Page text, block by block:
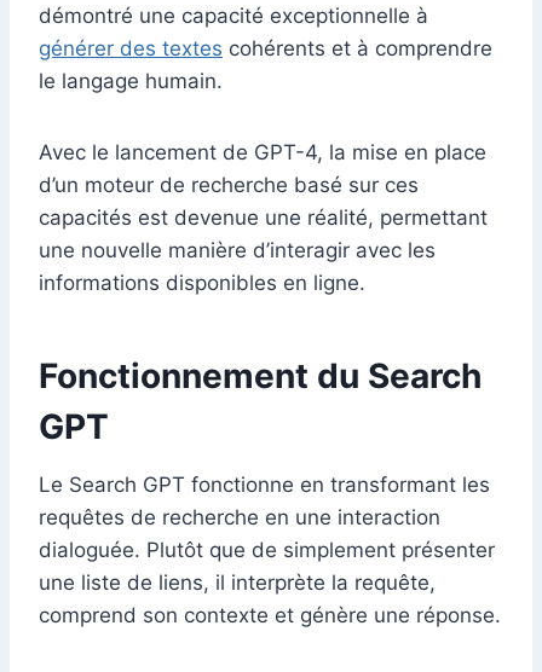
démontré une capacité exceptionnelle à
générer des textes cohérents et à comprendre
le langage humain.
Avec le lancement de GPT-4, la mise en place
d’un moteur de recherche basé sur ces
capacités est devenue une réalité, permettant
une nouvelle manière d’interagir avec les
informations disponibles en ligne.
Fonctionnement du Search
GPT
Le Search GPT fonctionne en transformant les
requêtes de recherche en une interaction
dialoguée. Plutôt que de simplement présenter
une liste de liens, il interprète la requête,
comprend son contexte et génère une réponse.